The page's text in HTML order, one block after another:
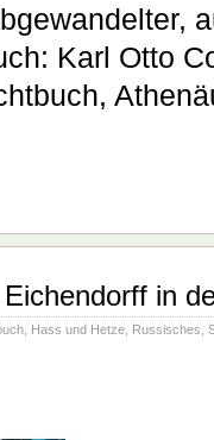
Karl Otto
in
Hass und Hetze Russisches